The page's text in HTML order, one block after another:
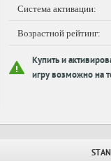
Система активации:
Возрастной рейтинг:
Купить и
игру возможно на